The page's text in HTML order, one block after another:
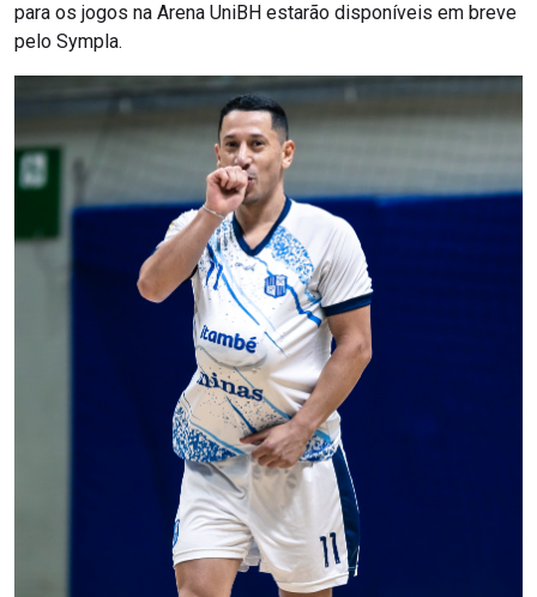
para os jogos na Arena UniBH estarão disponíveis em breve
pelo Sympla.